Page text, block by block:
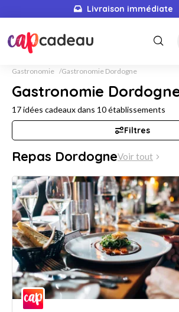
Livraison immédiate
Gastronomie Gastronomie Dordogne
Gastronomie
17idées cadeaux dans 10établissements
Filtres
Repas DordogneVoir tout